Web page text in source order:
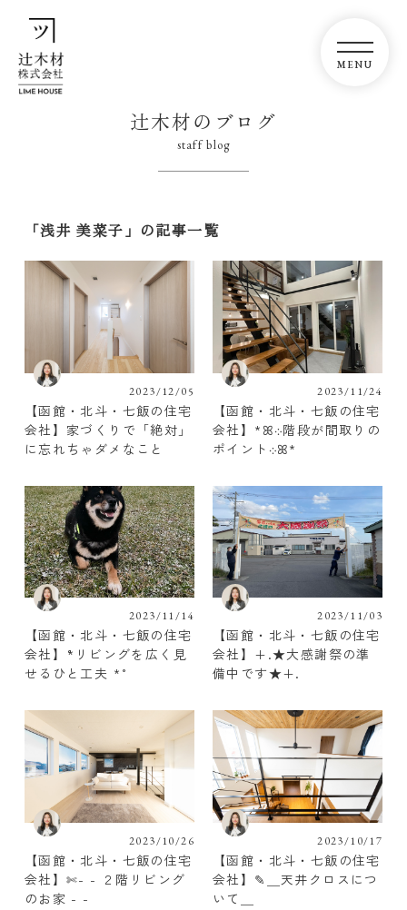
辻木材のブログ
staff blog
「浅井 美菜子」の記事一覧
2023/12/05
【函館・北斗・七飯の住宅
会社】家づくりで「絶対」
に忘れちゃダメなこと
2023/11/24
【函館・北斗・七飯の住宅
会社】*ꕤ܀階段が間取りの
ポイント܀ꕤ*
2023/11/14
【函館・北斗・七飯の住宅
会社】˚*リビングを広く見
せるひと工夫 *˚
2023/11/03
【函館・北斗・七飯の住宅
会社】+.★大感謝祭の準
備中です★+.
2023/10/26
【函館・北斗・七飯の住宅
会社】✄- - ２階リビング
のお家 - -
2023/10/17
【函館・北斗・七飯の住宅
会社】✎︎＿天井クロスにつ
いて＿